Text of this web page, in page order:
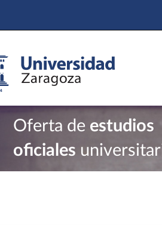
Oferta de estudios
oficiales